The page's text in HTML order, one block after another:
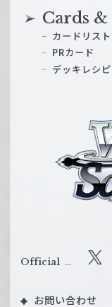
ス
ル
Cards &
カードリスト
PRカード
デッキレシピ
Official X
お問い合わせ